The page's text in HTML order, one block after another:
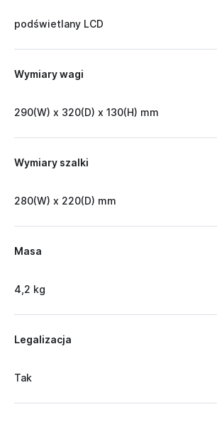
podświetlany LCD
Wymiary wagi
290(W) x 320(D) x 130(H) mm
Wymiary szalki
280(W) x 220(D) mm
Masa
4,2 kg
Legalizacja
Tak